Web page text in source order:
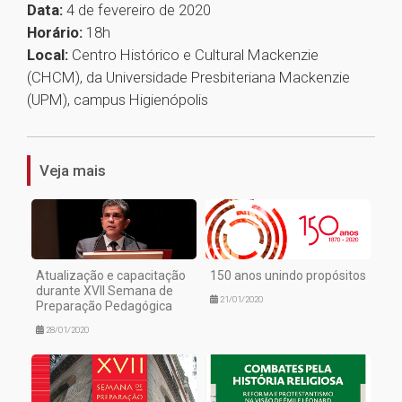
Data: 4 de fevereiro de 2020
Horário: 18h
Local: Centro Histórico e Cultural Mackenzie
(CHCM), da Universidade Presbiteriana Mackenzie
(UPM), campus Higienópolis
1
Veja mais
Atualização e capacitação
durante XVII Semana de
Preparação Pedagógica
28/01/2020
150 anos unindo propósitos
21/01/2020